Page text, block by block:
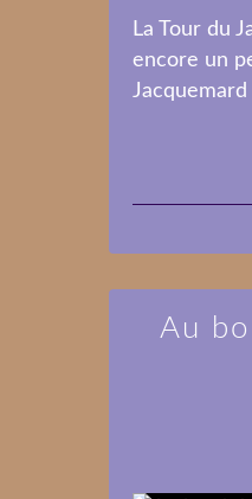
La Tour du
encore un
Au